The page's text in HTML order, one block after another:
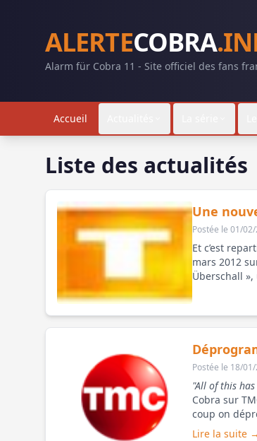
ALERTECOBRA
Alarm für Cobra 11 - Site officiel des fans
Accueil
Liste des actualités
Une
Postée le 01/
Et c’est
mars 2012
Postée le 18/
"All of this
Cobra sur
coup on
Lire la suite →